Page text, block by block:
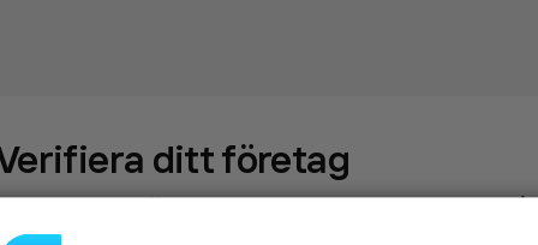
ditt företag
som69 572företag - ta kontroll över din företagssida på
hitta.se och syns bättre mot kunder i ditt närområde. Helt